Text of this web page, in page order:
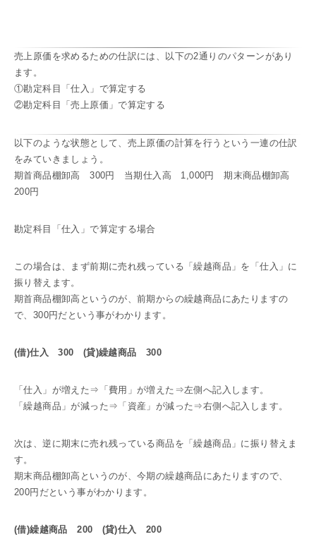
売上原価を求めるための仕訳には、以下の2通りのパターンがあり
ます。
①勘定科目「仕入」で算定する
②勘定科目「売上原価」で算定する
以下のような状態として、売上原価の計算を行うという一連の仕訳
をみていきましょう。
期首商品棚卸高 300円 当期仕入高 1,000円 期末商品棚卸高
200円
勘定科目「仕入」で算定する場合
この場合は、まず前期に売れ残っている「繰越商品」を「仕入」に
振り替えます。
期首商品棚卸高というのが、前期からの繰越商品にあたりますの
で、300円だという事がわかります。
(借)仕入 300 (貸)繰越商品 300
「仕入」が増えた⇒「費用」が増えた⇒左側へ記入します。
「繰越商品」が減った⇒「資産」が減った⇒右側へ記入します。
次は、逆に期末に売れ残っている商品を「繰越商品」に振り替えま
す。
期末商品棚卸高というのが、今期の繰越商品にあたりますので、
200円だという事がわかります。
(借)繰越商品 200 (貸)仕入 200